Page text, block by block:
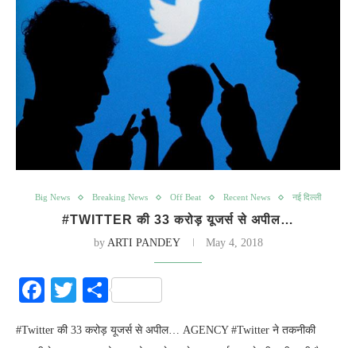
Big News Breaking News Off Beat Recent News नई दिल्ली
#TWITTER की 33 करोड़ यूजर्स से अपील…
by ARTI PANDEY May 4, 2018
Facebook
Twitter
Share
#Twitter की 33 करोड़ यूजर्स से अपील… AGENCY #Twitter ने तकनीकी